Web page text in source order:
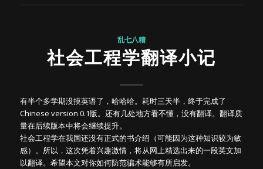
乱七八糟
社会工程学翻译小记
有半个多学期没摸英语了，哈哈哈。耗时三天半，终于完成了
Chinese version 0.1版。还有几处地方看不懂，没有翻译。翻译质
量在后续版本中将会继续提升。
社会工程学在我国还没有正式的书介绍（可能因为这种知识较为敏
感）。所以，这次凭着兴趣激情，将从网上精选出来的一段英文加
以翻译。希望本文对你如何防范骗术能够有所启发。